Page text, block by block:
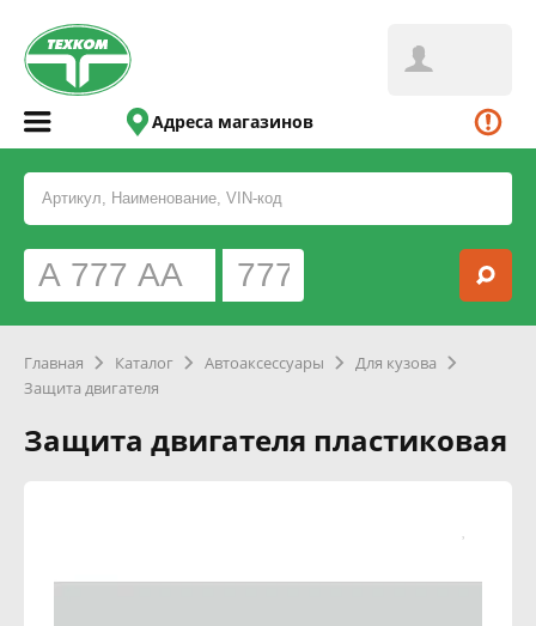
Адреса магазинов
Главная Каталог Автоаксессуары
Для кузова
Защита двигателя
Защита двигателя пластиковая